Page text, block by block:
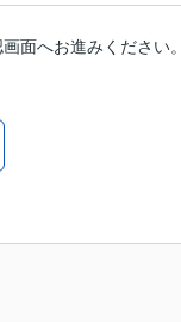
面へお進みください。